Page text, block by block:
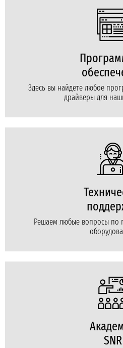
Здесь вы найдете любое
драйверы для
Решаем любые вопросы по
SNR